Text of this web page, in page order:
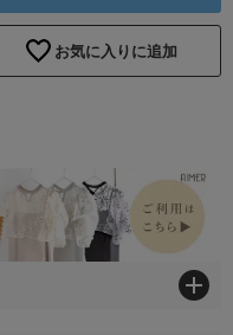
お気に入りに追加